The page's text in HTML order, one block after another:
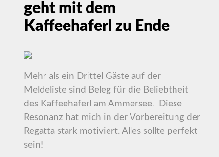
geht mit dem
Kaffeehaferl zu Ende
Mehr als ein Drittel Gäste auf der
Meldeliste sind Beleg für die Beliebtheit
des Kaffeehaferl am Ammersee. Diese
Resonanz hat mich in der Vorbereitung der
Regatta stark motiviert. Alles sollte perfekt
sein!